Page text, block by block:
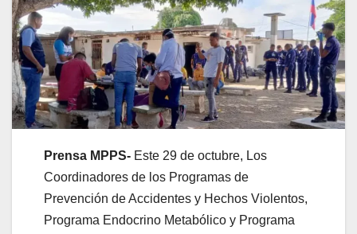
Prensa MPPS- Este 29 de octubre, Los
Coordinadores de los Programas de
Prevención de Accidentes y Hechos Violentos,
Programa Endocrino Metabólico y Programa